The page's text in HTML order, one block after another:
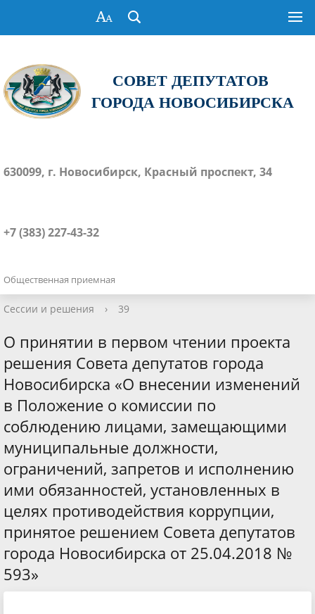
СОВЕТ ДЕПУТАТОВ
ГОРОДА НОВОСИБИРСКА
630099, г. Новосибирск, Красный проспект, 34
+7 (383) 227-43-32
Общественная приемная
Сессии и решения › 39
О принятии в первом чтении проекта
решения Совета депутатов города
Новосибирска «О внесении изменений
в Положение о комиссии по
соблюдению лицами, замещающими
муниципальные должности,
ограничений, запретов и исполнению
ими обязанностей, установленных в
целях противодействия коррупции,
принятое решением Совета депутатов
города Новосибирска от 25.04.2018 №
593»